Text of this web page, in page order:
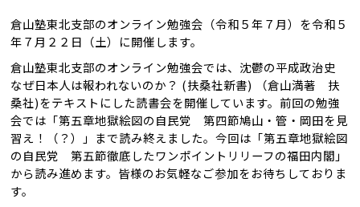
倉山塾東北支部のオンライン勉強会（令和５年７月）を令和５
年７月２２日（土）に開催します。
倉山塾東北支部のオンライン勉強会では、沈鬱の平成政治史
なぜ日本人は報われないのか？ (扶桑社新書) （倉山満著 扶
桑社)をテキストにした読書会を開催しています。前回の勉強
会では「第五章地獄絵図の自民党 第四節鳩山・管・岡田を見
習え！（？）」まで読み終えました。今回は「第五章地獄絵図
の自民党 第五節徹底したワンポイントリリーフの福田内閣」
から読み進めます。皆様のお気軽なご参加をお待ちしておりま
す。